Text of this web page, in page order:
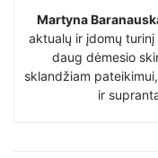
Martyna
aktualų ir įdomų
daug dėmesio
sklandžiam
ir